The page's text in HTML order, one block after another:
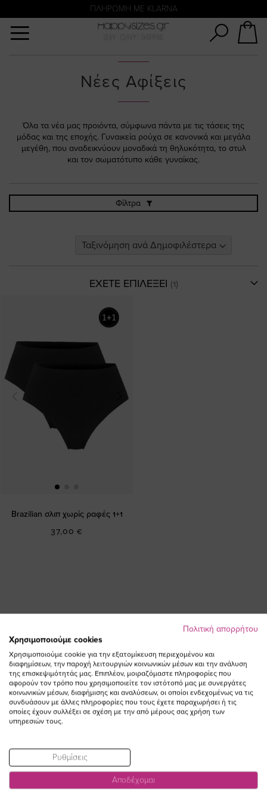
ΠΛΗΡΩΜΗ ΜΕ KLARNA
ΑΜΕΣΗ ΠΑΡΑΔΟΣΗ ΜΕ ACS ΚΑΙ ΓΕΝΙΚΗ ΤΑΧΥΔΡΟΜΙΚΉ
Νέες Αφίξεις
Όλα τα νέα μας προιόντα, σύμφωνα πάντα με τις τάσεις της
μόδας και της εποχής. Γυναικεία ρούχα σε κανονικά και μεγάλα
μεγέθη, που αναδεικνύουν μοναδικά τη θηλυκότητα, το στυλ
και τον σωματότυπο κάθε γυναίκας.
Φίλτρα
ΕΧΕΤΕ ΕΠΙΛΕΞΕΙ
Brazilian σλιπ χωρίς ραφές 1+1
37,00 €
ΕΓΓΡΑΦΕΙΤΕ ΣΤΟ NEWSLETTER
Email
ΕΓΓΡΑΦΗ
Συμφωνώ με τουςΌρους Χρήσης
Αναζήτηση
Πολιτική απορρήτου
Χρησιμοποιούμε cookies
Χρησιμοποιούμε cookie για την εξατομίκευση περιεχομένου και
διαφημίσεων, την παροχή λειτουργιών κοινωνικών μέσων και την ανάλυση
της επισκεψιμότητάς μας. Επιπλέον, μοιραζόμαστε πληροφορίες που
αφορούν τον τρόπο που χρησιμοποιείτε τον ιστότοπό μας με συνεργάτες
κοινωνικών μέσων, διαφήμισης και αναλύσεων, οι οποίοι ενδεχομένως να τις
συνδυάσουν με άλλες πληροφορίες που τους έχετε παραχωρήσει ή τις
οποίες έχουν συλλέξει σε σχέση με την από μέρους σας χρήση των
υπηρεσιών τους.
Ρυθμίσεις
Αποδέχομαι